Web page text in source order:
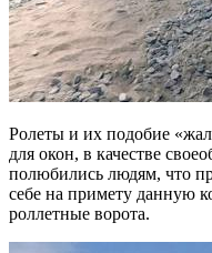
Ролеты и их подобие
для окон, в качестве
полюбились людям, что
себе на примету данную
роллетные ворота.